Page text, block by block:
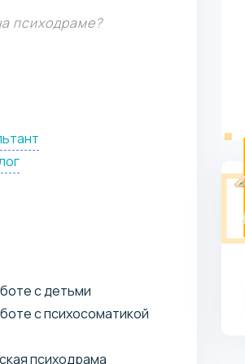
психодраме?
с детьми
с психосоматикой
психодрама
и настраивать на